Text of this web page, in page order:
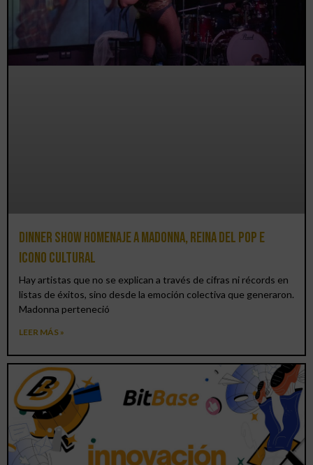
Dinner Show homenaje a Madonna, reina del pop e
icono cultural
Hay artistas que no se explican a través de cifras ni récords en
listas de éxitos, sino desde la emoción colectiva que generaron.
Madonna perteneció
LEER MÁS »